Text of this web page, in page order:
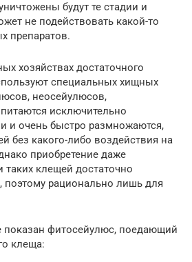
будут те стадии и
не подействовать какой-то
препаратов.
хозяйствах достаточного
специальных хищных
неосейулюсов,
исключительно
и очень быстро размножаются,
без какого-либо воздействия на
приобретение даже
клещей достаточно
поэтому рационально лишь для
фитосейулюс, поедающий
клеща: